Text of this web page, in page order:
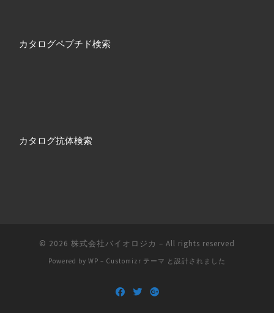
カタログペプチド検索
カタログ抗体検索
© 2026 株式会社バイオロジカ – All rights reserved
Powered by WP – Customizr テーマ と設計されました